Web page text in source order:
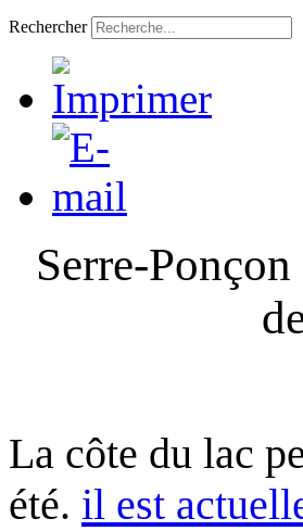
Rechercher
Serre-
La côte du lac
été. il est